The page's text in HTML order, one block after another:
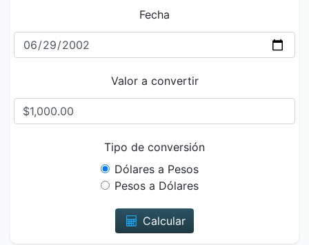
Fecha
Valor a convertir
Tipo de conversión
Dólares a Pesos
Pesos a Dólares
Calcular